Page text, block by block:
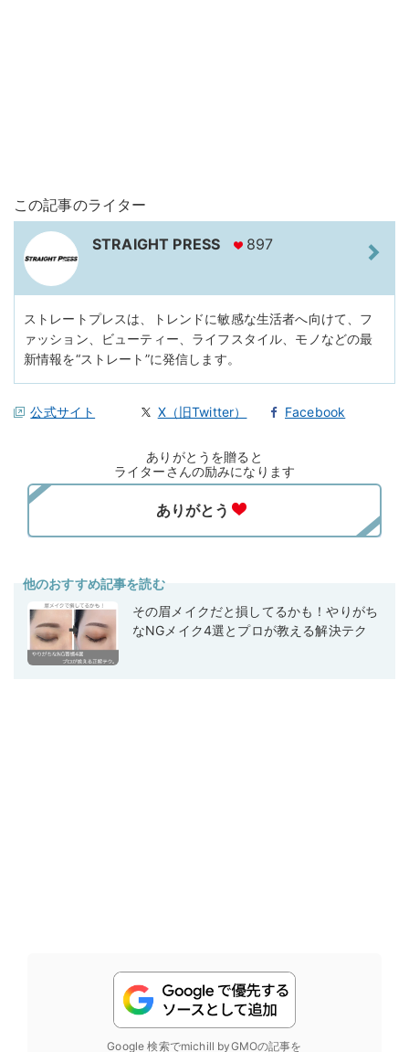
この記事のライター
STRAIGHT PRESS 897
ストレートプレスは、トレンドに敏感な生活者へ向けて、フ
ァッション、ビューティー、ライフスタイル、モノなどの最
新情報を“ストレート”に発信します。
公式サイト X（旧Twitter） Facebook
ありがとうを贈ると
ライターさんの励みになります
他のおすすめ記事を読む
その眉メイクだと損してるかも！やりがち
なNGメイク4選とプロが教える解決テク
Google 検索でmichill byGMOの記事を